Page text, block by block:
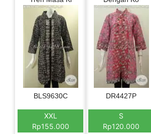
BLS9630C
XXL
Rp155.000
DR4427P
S
Rp120.000